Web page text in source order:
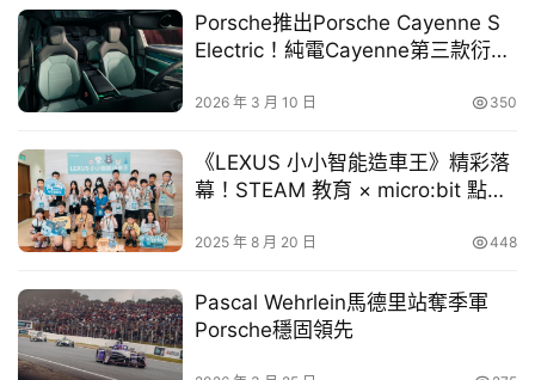
界
玩
C
A
Porsche推出Porsche Cayenne S
Electric！純電Cayenne第三款衍生
2026 年 3 月 10 日 350
《LEXUS 小小智能造車王》精彩落
幕！STEAM 教育 × micro:bit 點燃
2025 年 8 月 20 日 448
Pascal Wehrlein馬德里站奪季軍
Porsche穩固領先